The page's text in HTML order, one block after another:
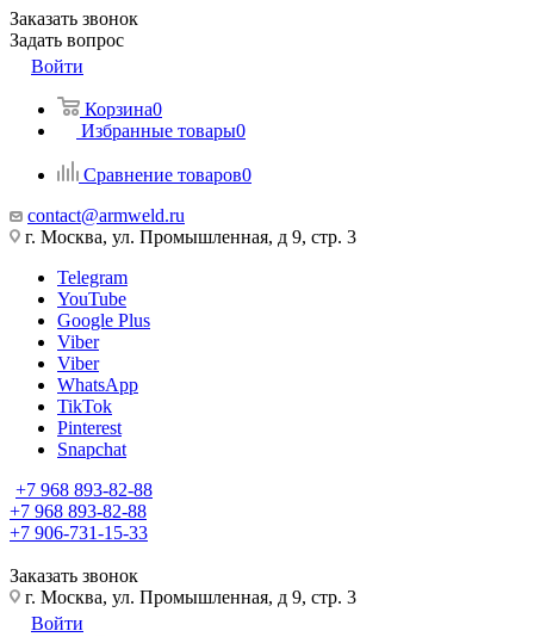
Заказать звонок
Задать вопрос
Войти
Корзина0
Избранные товары0
Сравнение товаров0
contact@armweld.ru
г. Москва, ул. Промышленная, д 9, стр. 3
Telegram
YouTube
Google Plus
Viber
Viber
WhatsApp
TikTok
Pinterest
Snapchat
+7 968 893-82-88
+7 968 893-82-88
+7 906-731-15-33
Заказать звонок
г. Москва, ул. Промышленная, д 9, стр. 3
Войти